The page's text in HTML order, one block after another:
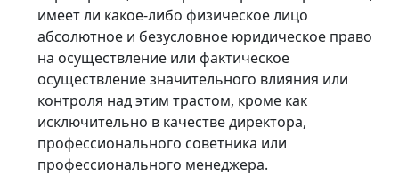
имеет ли какое-либо физическое лицо
абсолютное и безусловное юридическое право
на осуществление или фактическое
осуществление значительного влияния или
контроля над этим трастом, кроме как
исключительно в качестве директора,
профессионального советника или
профессионального менеджера.